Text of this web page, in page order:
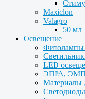
Maxiclon
Valagro
50 мл
Освещение
LED
ЭПРА,
Материалы